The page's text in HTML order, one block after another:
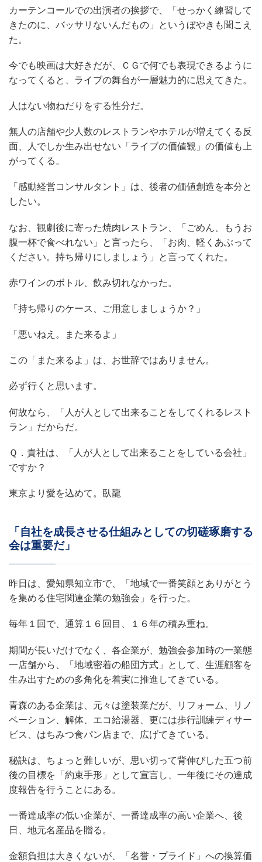
カーテンコールでの出演者の挨拶で、「せっかく練習して
きたのに、バッサリないんだもの」というぼやきも聞こえ
た。
今でも映画は大好きだが、ＣＧで何でも表現できるように
なってくると、ライブの舞台が一層魅力的に思えてきた。
人はない物ねだりをする性分だ。
無人の店舗や少人数のレストランやホテルが増えてくる反
面、人でしか生み出せない「ライブの価値観」の価値も上
がってくる。
「感動経営コンサルタント」は、後者の価値創造を本分と
したい。
なお、観劇後に寄った焼肉レストラン、「ごめん、もうお
腹一杯で食べれない」と言ったら、「お肉、軽くあぶって
ください。持ち帰りにしましょう」と言ってくれた。
赤ワインのボトル、飲み切れなかった。
「持ち帰りのケース、ご用意しましょうか？」
「悪いねえ。また来るよ」
この「また来るよ」は、お世辞ではありません。
必ず行くと思います。
何故なら、「人が人として出来ることをしてくれるレスト
ラン」だからだ。
Ｑ．貴社は、「人が人として出来ることをしている会社」
ですか？
東京より愛を込めて。臥龍
「自社を成長させる仕組みとしての切磋琢磨する
会は重要だ」
昨日は、愛知県知立市で、「地域で一番笑顔とありがとう
を集める住宅関連企業の勉強会」を行った。
毎年１回で、通算１６回目、１６年の積み重ね。
期間が長いだけでなく、各企業が、勉強会参加時の一業態
一店舗から、「地域密着の船団方式」として、生涯顧客を
生み出すための多角化を着実に推進してきている。
青森のある企業は、元々は塗装業だが、リフォーム、リノ
ベーション、解体、エコ給湯器、更には歩行訓練ディサー
ビス、はちみつ食パン店まで、広げてきている。
秘訣は、ちょっと難しいが、思い切って背伸びした五つ前
後の目標を「約束手形」として宣言し、一年後にその達成
度報告を行うことにある。
一番達成率の低い企業が、一番達成率の高い企業へ、後
日、地元名産品を贈る。
金額負担は大きくないが、「名誉・プライド」への換算価